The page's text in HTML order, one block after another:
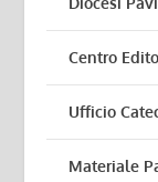
Centro
Ufficio
Materiale